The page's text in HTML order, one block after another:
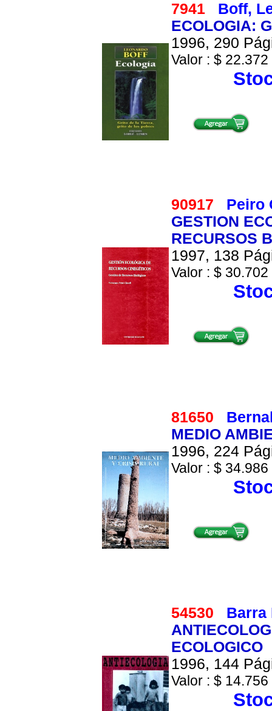
7941 Boff,
ECOLOGIA:
1996, 290
Valor : $
90917 Peiro
GESTION
RECURSOS
1997, 138
Valor : $
81650
MEDIO
1996, 224
Valor : $
54530 Barra
ECOLOGICO
1996, 144
Valor : $